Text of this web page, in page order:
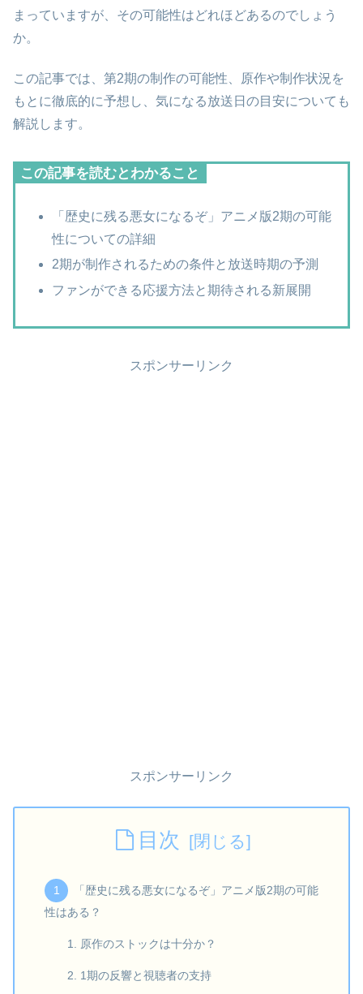
まっていますが、その可能性はどれほどあるのでしょう
か。
この記事では、第2期の制作の可能性、原作や制作状況を
もとに徹底的に予想し、気になる放送日の目安についても
解説します。
この記事を読むとわかること
「歴史に残る悪女になるぞ」アニメ版2期の可能
性についての詳細
2期が制作されるための条件と放送時期の予測
ファンができる応援方法と期待される新展開
スポンサーリンク
スポンサーリンク
目次
「歴史に残る悪女になるぞ」アニメ版2期の可能
性はある？
原作のストックは十分か？
1期の反響と視聴者の支持